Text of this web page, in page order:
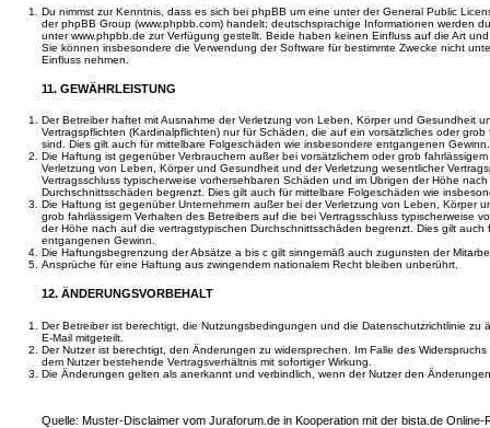
Du nimmst zur Kenntnis, dass es sich bei phpBB um eine unter der General Public
der phpBB Group (www.phpbb.com) handelt; deutschsprachige Informationen werden
unter www.phpbb.de zur Verfügung gestellt. Beide haben keinen Einfluss auf die Art
Sie können insbesondere die Verwendung der Software für bestimmte Zwecke nicht
Einfluss nehmen.
11. GEWÄHRLEISTUNG
Der Betreiber haftet mit Ausnahme der Verletzung von Leben, Körper und Gesundheit
Vertragspflichten (Kardinalpflichten) nur für Schäden, die auf ein vorsätzliches oder
sind. Dies gilt auch für mittelbare Folgeschäden wie insbesondere entgangenen Gewinn.
Die Haftung ist gegenüber Verbrauchern außer bei vorsätzlichem oder grob
Verletzung von Leben, Körper und Gesundheit und der Verletzung wesentlicher
Vertragsschluss typischerweise vorhersehbaren Schäden und im Übrigen der Höhe
Durchschnittsschäden begrenzt. Dies gilt auch für mittelbare Folgeschäden wie
Die Haftung ist gegenüber Unternehmern außer bei der Verletzung von Leben, Körper
grob fahrlässigem Verhalten des Betreibers auf die bei Vertragsschluss typischerweise
der Höhe nach auf die vertragstypischen Durchschnittsschäden begrenzt. Dies gilt
entgangenen Gewinn.
Die Haftungsbegrenzung der Absätze a bis c gilt sinngemäß auch zugunsten der
Ansprüche für eine Haftung aus zwingendem nationalem Recht bleiben unberührt.
12. ÄNDERUNGSVORBEHALT
Der Betreiber ist berechtigt, die Nutzungsbedingungen und die Datenschutzrichtlinie zu
E-Mail mitgeteilt.
Der Nutzer ist berechtigt, den Änderungen zu widersprechen. Im Falle des
dem Nutzer bestehende Vertragsverhältnis mit sofortiger Wirkung.
Die Änderungen gelten als anerkannt und verbindlich, wenn der Nutzer den
Quelle: Muster-Disclaimer vom Juraforum.de in Kooperation mit der bista.de Online-